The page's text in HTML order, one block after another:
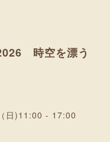
時空を漂う
日)11:00 - 17:00